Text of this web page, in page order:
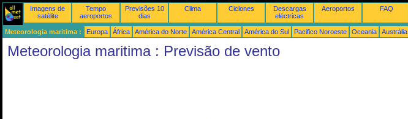
Imagens de
satélite
Tempo
aeroportos
Previsões 10
dias
Clima Ciclones
Descargas
eléctricas
Aeroportos FAQ
Meteorologia maritima : Europa África América do Norte América Central América do Sul Pacifico Noroeste Oceania Austrália
Meteorologia maritima : Previsão de vento